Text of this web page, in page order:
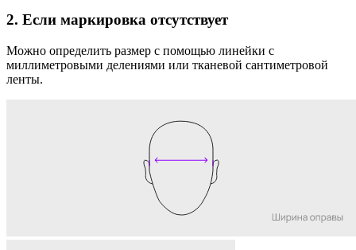
2. Если маркировка отсутствует
Можно определить размер с помощью линейки с
миллиметровыми делениями или тканевой сантиметровой
ленты.